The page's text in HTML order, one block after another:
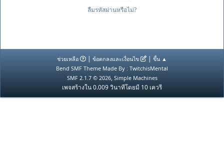
ลืมรหัสผ่านหรือไม่?
ช่วยเหลือ | ข้อตกลงและเงื่อนไข | ขึ้น ▲
Bend SMF Theme Made By : TwitchisMental
SMF 2.1.7 © 2026, Simple Machines
เพจสร้างใน 0.009 วินาทีโดยมี 10 เควรี